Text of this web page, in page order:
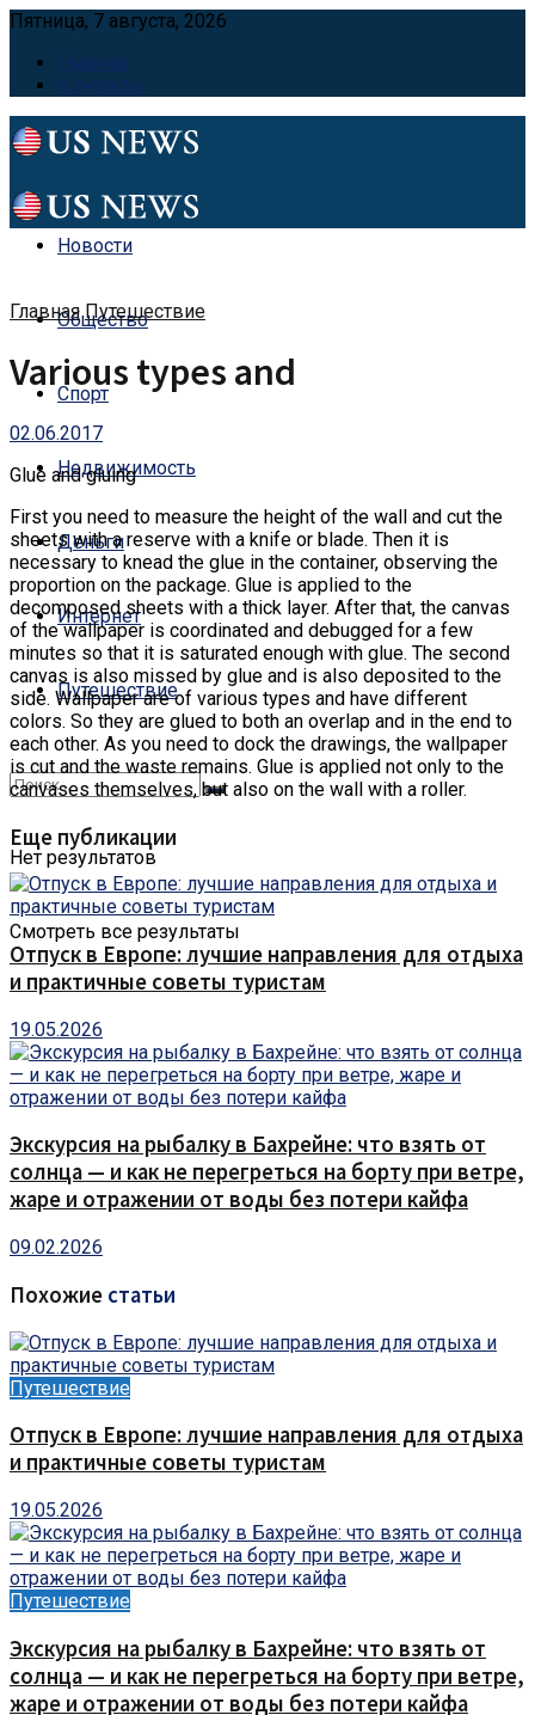
Пятница, 7 августа, 2026
Главная
Контакты
Новости
Общество
Спорт
Недвижимость
Деньги
Интернет
Путешествие
Нет результатов
Смотреть все результаты
Главная Путешествие
Various types and
02.06.2017
Glue and gluing
First you need to measure the height of the wall and cut the
sheets with a reserve with a knife or blade. Then it is
necessary to knead the glue in the container, observing the
proportion on the package. Glue is applied to the
decomposed sheets with a thick layer. After that, the canvas
of the wallpaper is coordinated and debugged for a few
minutes so that it is saturated enough with glue. The second
canvas is also missed by glue and is also deposited to the
side. Wallpaper are of various types and have different
colors. So they are glued to both an overlap and in the end to
each other. As you need to dock the drawings, the wallpaper
is cut and the waste remains. Glue is applied not only to the
canvases themselves, but also on the wall with a roller.
Еще публикации
Отпуск в Европе: лучшие направления для отдыха
и практичные советы туристам
19.05.2026
Экскурсия на рыбалку в Бахрейне: что взять от
солнца — и как не перегреться на борту при ветре,
жаре и отражении от воды без потери кайфа
09.02.2026
Похожие статьи
Путешествие
Отпуск в Европе: лучшие направления для отдыха
и практичные советы туристам
19.05.2026
Путешествие
Экскурсия на рыбалку в Бахрейне: что взять от
солнца — и как не перегреться на борту при ветре,
жаре и отражении от воды без потери кайфа